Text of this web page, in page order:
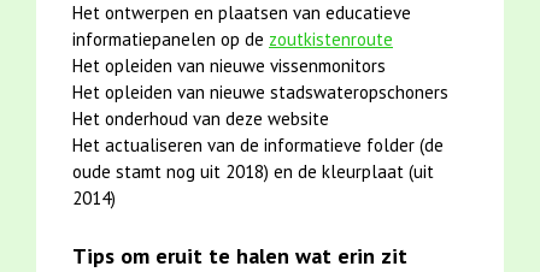
Het ontwerpen en plaatsen van educatieve
informatiepanelen op de zoutkistenroute
Het opleiden van nieuwe vissenmonitors
Het opleiden van nieuwe stadswateropschoners
Het onderhoud van deze website
Het actualiseren van de informatieve folder (de
oude stamt nog uit 2018) en de kleurplaat (uit
2014)
Tips om eruit te halen wat erin zit